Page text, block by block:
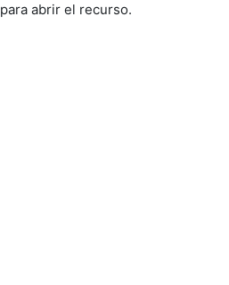
para abrir el recurso.